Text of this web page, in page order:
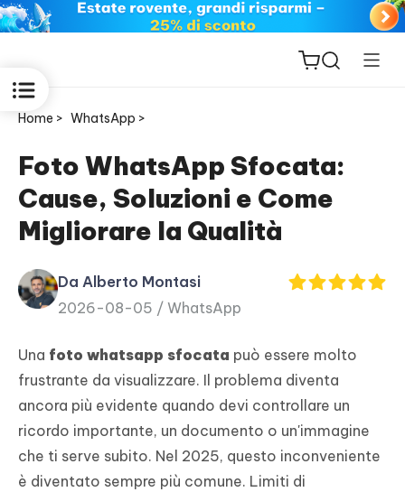
ReiBoot
for iOS
PDNob
PDF
New
iAnyGo
Home > WhatsApp >
Foto WhatsApp Sfocata:
Cause, Soluzioni e Come
Migliorare la Qualità
Da Alberto Montasi
2026-08-05 / WhatsApp
Una foto whatsapp sfocata può essere molto
frustrante da visualizzare. Il problema diventa
ancora più evidente quando devi controllare un
ricordo importante, un documento o un'immagine
che ti serve subito. Nel 2025, questo inconveniente
è diventato sempre più comune. Limiti di